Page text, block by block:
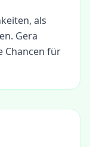
als
Gera
Chancen für